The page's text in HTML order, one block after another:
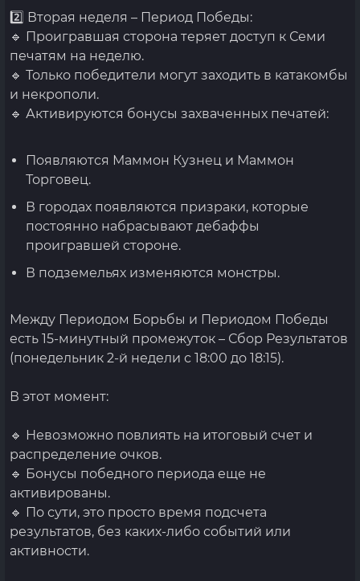
2️⃣ Вторая неделя – Период Победы:
🔹 Проигравшая сторона теряет доступ к Семи
печатям на неделю.
🔹 Только победители могут заходить в катакомбы
и некрополи.
🔹 Активируются бонусы захваченных печатей:
Появляются Маммон Кузнец и Маммон
Торговец.
В городах появляются призраки, которые
постоянно набрасывают дебаффы
проигравшей стороне.
В подземельях изменяются монстры.
Между Периодом Борьбы и Периодом Победы
есть 15-минутный промежуток – Сбор Результатов
(понедельник 2-й недели с 18:00 до 18:15).
В этот момент:
🔹 Невозможно повлиять на итоговый счет и
распределение очков.
🔹 Бонусы победного периода еще не
активированы.
🔹 По сути, это просто время подсчета
результатов, без каких-либо событий или
активности.